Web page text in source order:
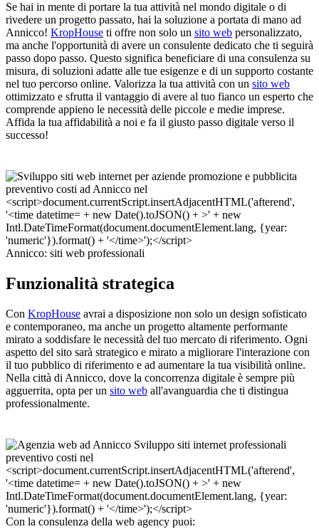
Se hai in mente di portare la tua attività nel mondo digitale o di
rivedere un progetto passato, hai la soluzione a portata di mano ad
Annicco! KropHouse ti offre non solo un sito web personalizzato,
ma anche l'opportunità di avere un consulente dedicato che ti seguirà
passo dopo passo. Questo significa beneficiare di una consulenza su
misura, di soluzioni adatte alle tue esigenze e di un supporto costante
nel tuo percorso online. Valorizza la tua attività con un sito web
ottimizzato e sfrutta il vantaggio di avere al tuo fianco un esperto che
comprende appieno le necessità delle piccole e medie imprese.
Affida la tua affidabilità a noi e fa il giusto passo digitale verso il
successo!
Annicco: siti web professionali
Funzionalità strategica
Con KropHouse avrai a disposizione non solo un design sofisticato
e contemporaneo, ma anche un progetto altamente performante
mirato a soddisfare le necessità del tuo mercato di riferimento. Ogni
aspetto del sito sarà strategico e mirato a migliorare l'interazione con
il tuo pubblico di riferimento e ad aumentare la tua visibilità online.
Nella città di Annicco, dove la concorrenza digitale è sempre più
agguerrita, opta per un sito web all'avanguardia che ti distingua
professionalmente.
Con la consulenza della web agency puoi: